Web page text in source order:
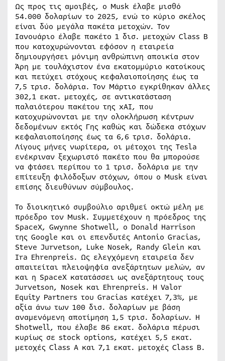
Ως προς τις αμοιβές, ο Musk έλαβε μισθό
54.000 δολαρίων το 2025, ενώ το κύριο σκέλος
είναι δύο μεγάλα πακέτα μετοχών. Τον
Ιανουάριο έλαβε πακέτο 1 δισ. μετοχών Class B
που κατοχυρώνονται εφόσον η εταιρεία
δημιουργήσει μόνιμη ανθρώπινη αποικία στον
Άρη με τουλάχιστον ένα εκατομμύριο κατοίκους
και πετύχει στόχους κεφαλαιοποίησης έως τα
7,5 τρισ. δολάρια. Τον Μάρτιο εγκρίθηκαν άλλες
302,1 εκατ. μετοχές, σε αντικατάσταση
παλαιότερου πακέτου της xAI, που
κατοχυρώνονται με την ολοκλήρωση κέντρων
δεδομένων εκτός Γης καθώς και δώδεκα στόχων
κεφαλαιοποίησης έως τα 6,6 τρισ. δολάρια.
Λίγους μήνες νωρίτερα, οι μέτοχοι της Tesla
ενέκριναν ξεχωριστό πακέτο που θα μπορούσε
να φτάσει περίπου το 1 τρισ. δολάρια με την
επίτευξη φιλόδοξων στόχων, όπου ο Musk είναι
επίσης διευθύνων σύμβουλος.
Το διοικητικό συμβούλιο αριθμεί οκτώ μέλη με
πρόεδρο τον Musk. Συμμετέχουν η πρόεδρος της
SpaceX, Gwynne Shotwell, ο Donald Harrison
της Google και οι επενδυτές Antonio Gracias,
Steve Jurvetson, Luke Nosek, Randy Glein και
Ira Ehrenpreis. Ως ελεγχόμενη εταιρεία δεν
απαιτείται πλειοψηφία ανεξάρτητων μελών, αν
και η SpaceX κατατάσσει ως ανεξάρτητους τους
Jurvetson, Nosek και Ehrenpreis. Η Valor
Equity Partners του Gracias κατέχει 7,3%, με
αξία άνω των 100 δισ. δολαρίων με βάση
αναμενόμενη αποτίμηση 1,5 τρισ. δολαρίων. Η
Shotwell, που έλαβε 86 εκατ. δολάρια πέρυσι
κυρίως σε stock options, κατέχει 5,5 εκατ.
μετοχές Class A και 7,1 εκατ. μετοχές Class B.